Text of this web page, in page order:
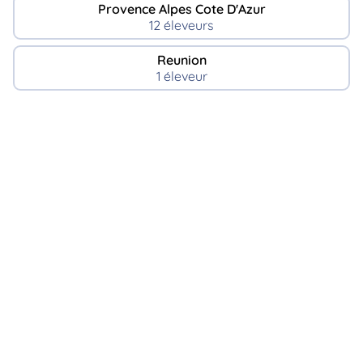
Provence Alpes Cote D'Azur
12 éleveurs
Reunion
1 éleveur